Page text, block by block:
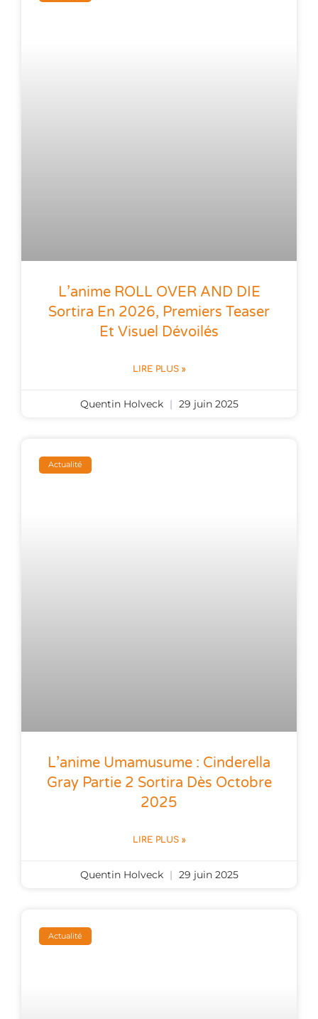
L’anime ROLL OVER AND DIE
Sortira En 2026, Premiers Teaser
Et Visuel Dévoilés
LIRE PLUS »
Quentin Holveck 29 juin 2025
Actualité
L’anime Umamusume : Cinderella
Gray Partie 2 Sortira Dès Octobre
2025
LIRE PLUS »
Quentin Holveck 29 juin 2025
Actualité